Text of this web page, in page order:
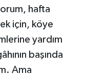
hafta
için, köye
yardım
başında
Ama